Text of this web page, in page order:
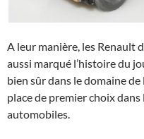
A leur manière, les Renault
aussi marqué l’histoire du
bien sûr dans le domaine
place de premier choix
automobiles.